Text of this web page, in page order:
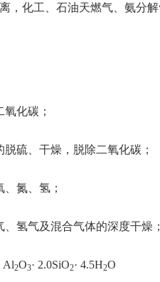
，化工、石油天燃气、氨分
化碳；
、干燥，脱除二氧化碳；
氮、氢；
气及混合气体的深度干燥
Al2O3· 2.0SiO2· 4.5H2O